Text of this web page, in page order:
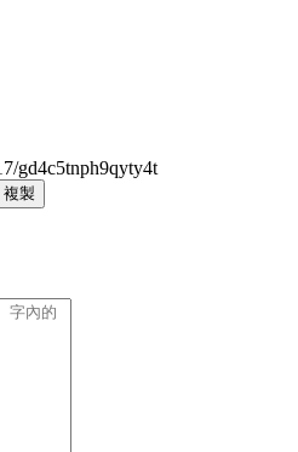
gd4c5tnph9qyty4t
複製